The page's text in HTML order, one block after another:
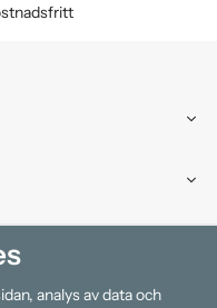
analys av data och